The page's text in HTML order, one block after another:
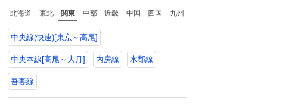
感覚になりました。
勇気を出して口に入
北海道 東北 関東 中部 近畿 中国 四国 九州
中央線(快速)[東京～高尾]
中央本線[高尾～大月] 内房線 水郡線
吾妻線